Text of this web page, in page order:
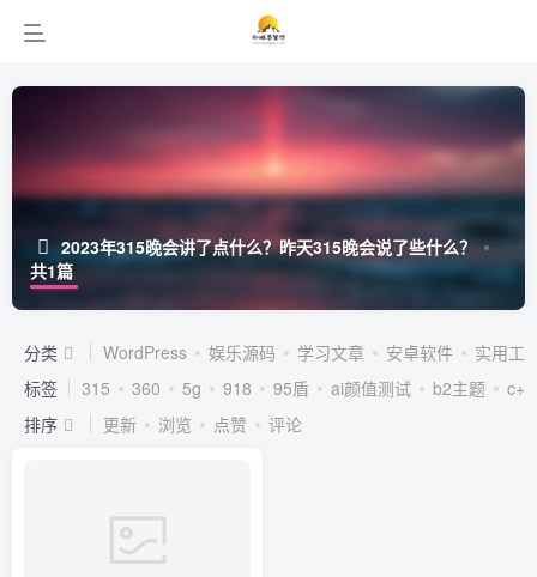
2023年315晚会讲了点什么？昨天315晚会说了些什么？
共1篇
分类 WordPress 娱乐源码 学习文章 安卓软件
实用工
标签
315 360 5g 918 95盾 ai颜值测试 b2主题
c++
排序
更新 浏览 点赞 评论